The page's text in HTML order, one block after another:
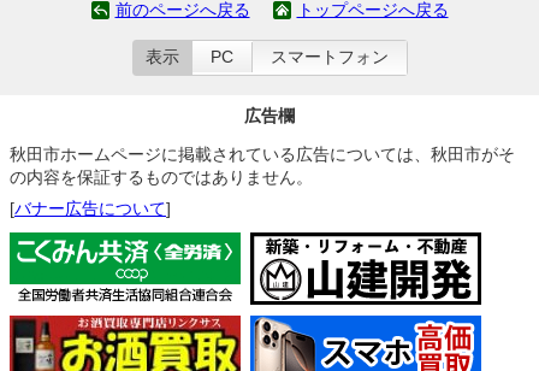
前のページへ戻る トップページへ戻る
表示 PC スマートフォン
広告欄
秋田市ホームページに掲載されている広告については、秋田市がそ
の内容を保証するものではありません。
[バナー広告について]